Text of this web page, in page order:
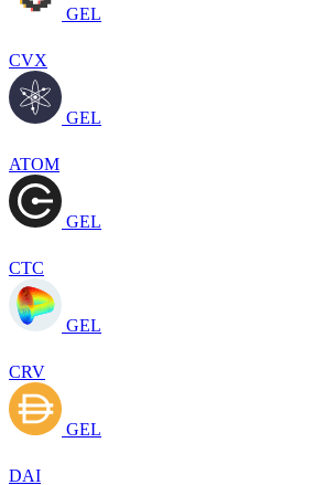
GEL
CVX
GEL
ATOM
GEL
CTC
GEL
CRV
GEL
DAI